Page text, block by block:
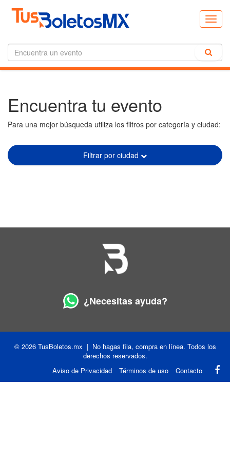
Encuentra tu evento
Para una mejor búsqueda utiliza los filtros por categoría y ciudad:
Filtrar por ciudad
¿Necesitas ayuda?
© 2026 TusBoletos.mx | No hagas fila, compra en línea. Todos los
derechos reservados.
Aviso de Privacidad
Términos de uso Contacto